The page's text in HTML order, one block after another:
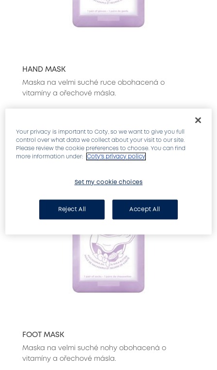
HAND MASK
Maska na velmi suché ruce obohacená o
vitamíny a ořechové másla.
FOOT MASK
Maska na velmi suché nohy obohacená o
vitamíny a ořechové másla.
NOVINKA!
Your privacy is important to Coty, so we want to give you full
control over what data we collect about your visit to our site.
Please review the cookie preferences to choose. You can find
more information under: Coty's privacy policy
Set my cookie choices
Reject All Accept All